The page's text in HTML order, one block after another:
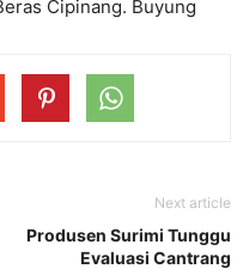
Cipinang. Buyung
Next article
Produsen Surimi Tunggu
Evaluasi Cantrang